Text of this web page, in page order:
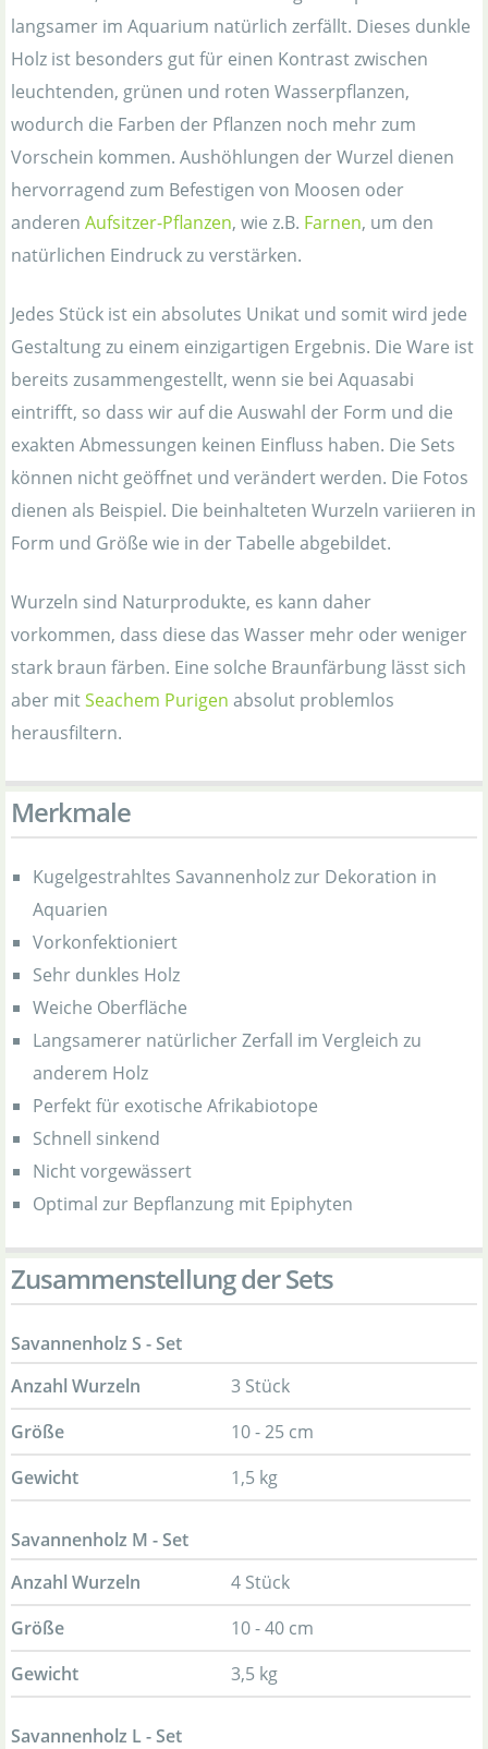
langsamer im Aquarium natürlich zerfällt. Dieses dunkle
Holz ist besonders gut für einen Kontrast zwischen
leuchtenden, grünen und roten Wasserpflanzen,
wodurch die Farben der Pflanzen noch mehr zum
Vorschein kommen. Aushöhlungen der Wurzel dienen
hervorragend zum Befestigen von Moosen oder
anderen Aufsitzer-Pflanzen, wie z.B. Farnen, um den
natürlichen Eindruck zu verstärken.
Jedes Stück ist ein absolutes Unikat und somit wird jede
Gestaltung zu einem einzigartigen Ergebnis. Die Ware ist
bereits zusammengestellt, wenn sie bei Aquasabi
eintrifft, so dass wir auf die Auswahl der Form und die
exakten Abmessungen keinen Einfluss haben. Die Sets
können nicht geöffnet und verändert werden. Die Fotos
dienen als Beispiel. Die beinhalteten Wurzeln variieren in
Form und Größe wie in der Tabelle abgebildet.
Wurzeln sind Naturprodukte, es kann daher
vorkommen, dass diese das Wasser mehr oder weniger
stark braun färben. Eine solche Braunfärbung lässt sich
aber mitSeachem Purigen absolut problemlos
herausfiltern.
Merkmale
Kugelgestrahltes Savannenholz zur Dekoration in
Aquarien
Vorkonfektioniert
Sehr dunkles Holz
Weiche Oberfläche
Langsamerer natürlicher Zerfall im Vergleich zu
anderem Holz
Perfekt für exotische Afrikabiotope
Schnell sinkend
Nicht vorgewässert
Optimal zur Bepflanzung mit Epiphyten
Zusammenstellung der Sets
Savannenholz S - Set
Anzahl Wurzeln
3 Stück
Größe
10 - 25 cm
Gewicht
1,5 kg
Savannenholz M - Set
Anzahl Wurzeln
4 Stück
Größe
10 - 40 cm
Gewicht
3,5 kg
Savannenholz L - Set